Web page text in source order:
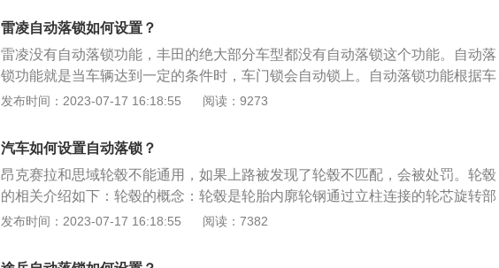
车生产的一款紧凑型suv，翼虎分为1.5升涡轮增压版和2.0升涡轮增压版，其中1.
5升版本最大马力为181匹，2.0升版本最大马力为245匹。在变速箱方面，翼虎全
系搭载了6挡手自一体变速箱。
雷凌自动落锁如何设置？
雷凌没有自动落锁功能，丰田的绝大部分车型都没有自动落锁这个功能。自动落
锁功能就是当车辆达到一定的条件时，车门锁会自动锁上。自动落锁功能根据车
型的不同，触发条件也是不同的，常见的触发条件是车速达到一定的时速，车辆
M；双擎车型搭载1.8L阿特金森循环发动机和丰田THSII混合动力系统，发动机最
大功率72KW，峰值扭矩142NM，电动机峰值功率53KW，峰值扭矩163NM，系
统的综合功率90KW。悬挂，该车使用的依旧是前麦弗逊式独立悬挂和后双叉臂
式独立悬挂组合。
发布时间：2023-07-17 16:18:55 阅读：9273
汽车如何设置自动落锁？
昂克赛拉和思域轮毂不能通用，如果上路被发现了轮毂不匹配，会被处罚。轮毂
的相关介绍如下：轮毂的概念：轮毂是轮胎内廓轮钢通过立柱连接的轮芯旋转部
分，即支撑轮胎的中心装在轴上的金属部件。轮毂又叫轮圈、钢圈、轱辘、胎
轮毂又叫轮圈。根据不同车型的特征和需求，轮毂表面处理工艺也会采取不同的
发布时间：2023-07-17 16:18:55 阅读：7382